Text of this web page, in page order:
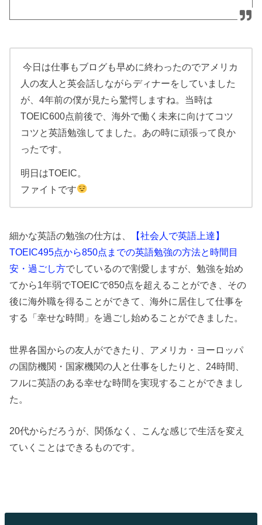
今日は仕事もブログも早めに終わったのでアメリカ
人の友人と英会話しながらディナーをしていました
が、4年前の僕が見たら驚愕しますね。当時は
TOEIC600点前後で、海外で働く未来に向けてコツ
コツと英語勉強してました。あの時に頑張って良か
ったです。
明日はTOEIC。
ファイトです
細かな英語の勉強の仕方は、
【社会人で英語上達】
TOEIC495点から850点までの英語勉強の方法と時間目
安・過ごし方でしているので割愛しますが、勉強を始め
てから1年弱でTOEICで850点を超えることができ、その
後に海外職を得ることができて、海外に居住して仕事を
する「幸せな時間」を過ごし始めることができました。
世界各国からの友人ができたり、アメリカ・ヨーロッパ
の国防機関・国家機関の人と仕事をしたりと、24時間、
フルに英語のある幸せな時間を実現することができまし
た。
20代からだろうが、関係なく、こんな感じで生活を変え
ていくことはできるものです。